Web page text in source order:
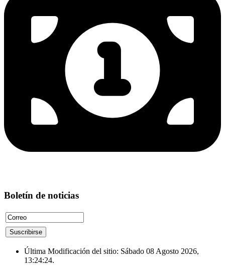
Boletín de noticias
Última Modificación del sitio: Sábado 08 Agosto 2026,
13:24:24.